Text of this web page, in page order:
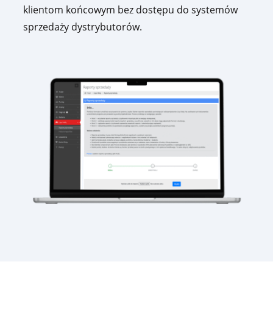
klientom końcowym bez dostępu do systemów
sprzedaży dystrybutorów.